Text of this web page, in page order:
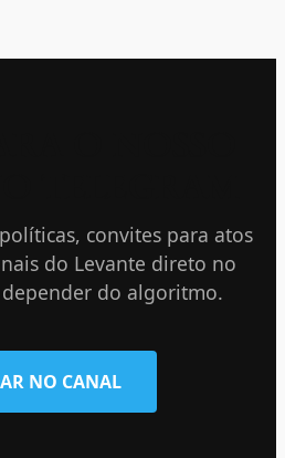
convites para atos
do Levante direto no
depender do algoritmo.
NO CANAL